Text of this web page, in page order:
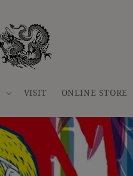
VISIT ONLINE STORE